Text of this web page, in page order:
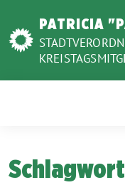
zum
Inhalt
PATRICIA